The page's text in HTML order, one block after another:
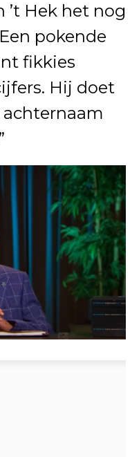
’t Hek het nog
pokende
fikkies
Hij doet